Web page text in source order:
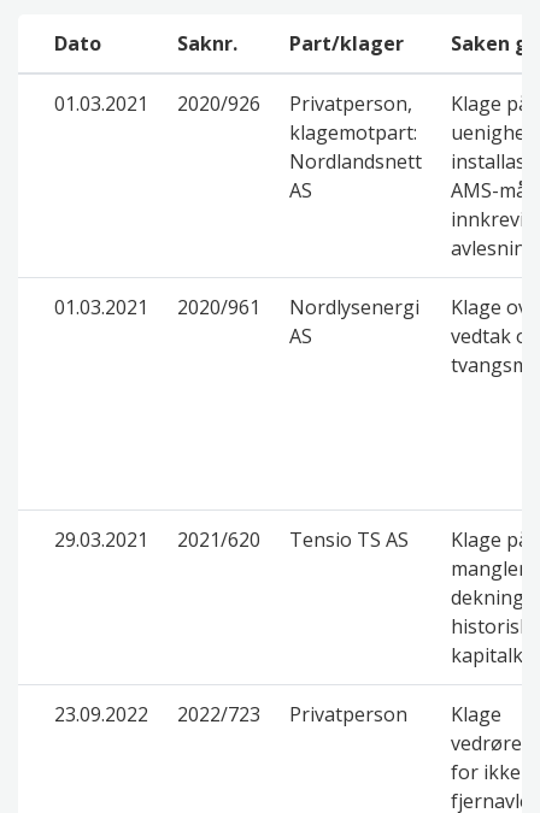
Dato Saknr. Part/klager Saken
01.03.2021 2020/926
Privatperson,
klagemotpart:
Nordlandsnett
AS
Klage på
uenighet
AMS-
01.03.2021 2020/961
Nordlysenergi
AS
Klage
vedtak
29.03.2021 2021/620 Tensio TS AS
Klage på
dekning
historiske
23.09.2022 2022/723 Privatperson
Klage
for ikke-